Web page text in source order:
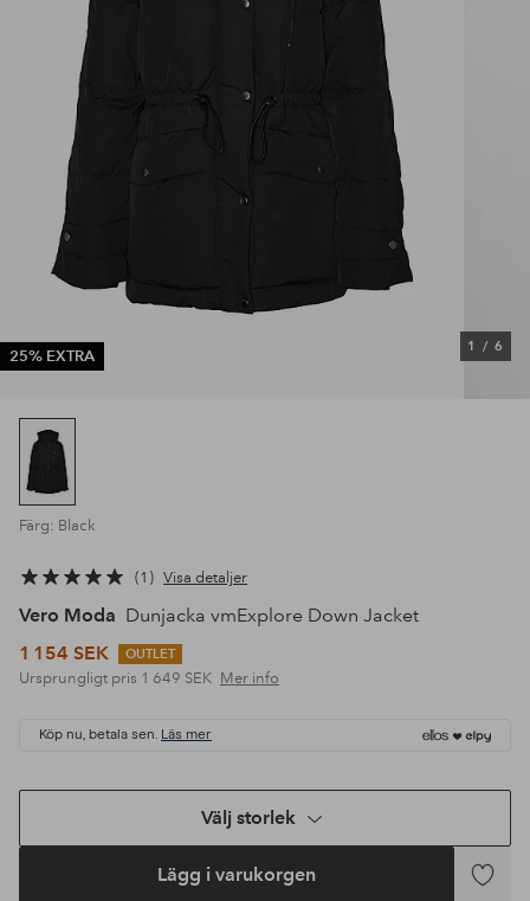
25% EXTRA
1 / 6
Färg: Black
1 Visa detaljer
Vero Moda Dunjacka vmExplore Down Jacket
1 154 SEK
OUTLET
Ursprungligt pris 1 649 SEK Mer info
Köp nu, betala sen. Läs mer
Välj storlek
Lägg i varukorgen
Lägg